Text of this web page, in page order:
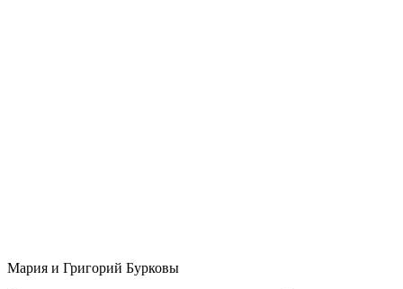
Мария и Григорий Бурковы